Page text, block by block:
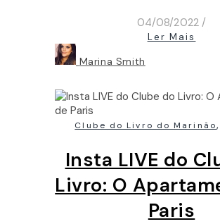
04/08/2022 /
Ler Mais
Marina Smith
Clube do Livro do Marinão,
Insta LIVE do
Livro: O
Paris